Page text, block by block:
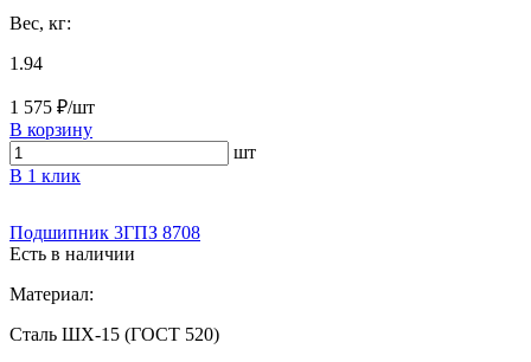
Вес, кг:
1.94
1 575 ₽/шт
В корзину
шт
В 1 клик
Подшипник 3ГПЗ 8708
Есть в наличии
Материал:
Сталь ШХ-15 (ГОСТ 520)